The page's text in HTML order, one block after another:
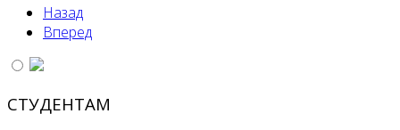
Назад
Вперед
СТУДЕНТАМ